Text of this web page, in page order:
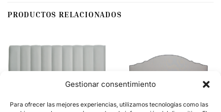
Gestionar consentimiento
Para ofrecer las mejores experiencias, utilizamos tecnologías como las
PRODUCTOS RELACIONADOS